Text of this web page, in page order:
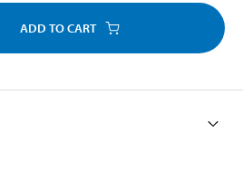
ADD TO CART